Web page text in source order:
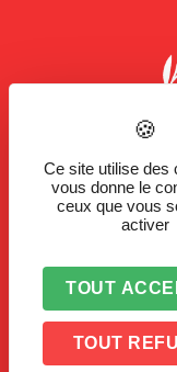
Ce site utilise des
vous donne le
ceux que vous
activer
TOUT
TOUT